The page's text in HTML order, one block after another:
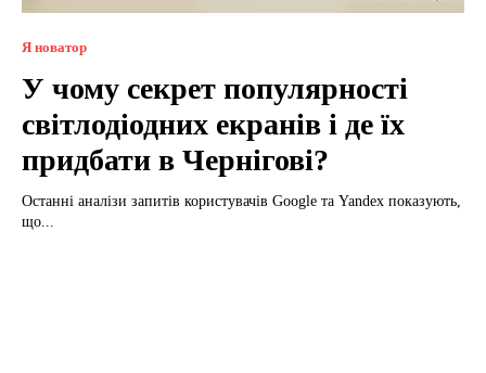
Я новатор
У чому секрет популярності
світлодіодних екранів і де їх
придбати в Чернігові?
Останні аналізи запитів користувачів Google та Yandex показують,
що...